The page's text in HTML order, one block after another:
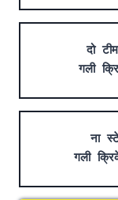
दो
गली
ना
गली